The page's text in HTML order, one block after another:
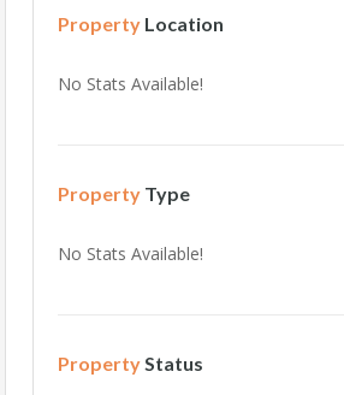
Property Location
No Stats Available!
Property Type
No Stats Available!
Property Status